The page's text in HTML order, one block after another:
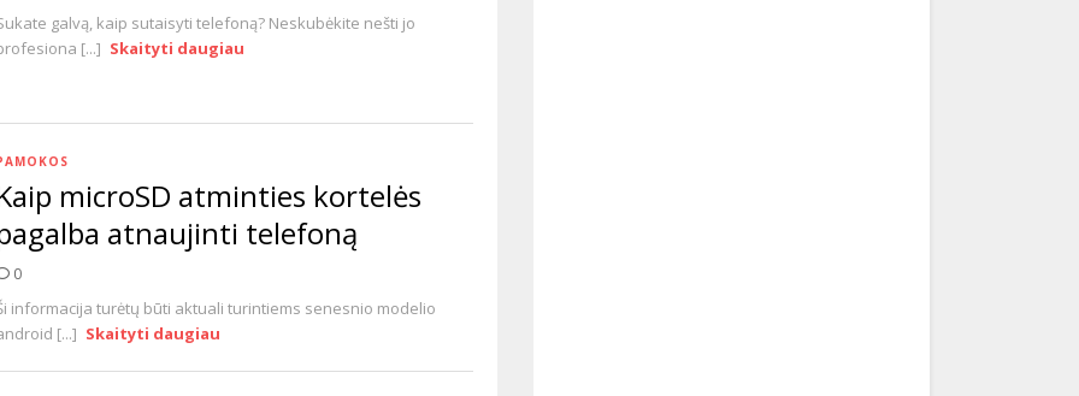
galvą, kaip sutaisyti telefoną? Neskubėkite nešti jo
[...] Skaityti daugiau
microSD atminties kortelės
atnaujinti telefoną
0
informacija turėtų būti aktuali turintiems senesnio modelio
[...] Skaityti daugiau